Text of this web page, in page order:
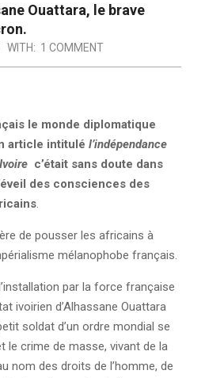
Ouattara, le brave
WITH: 1 COMMENT
le monde diplomatique
article intitulé l’indépendance
c’était sans doute dans
des consciences des
.
de pousser les africains à
mélanophobe français.
par la force française
ivoirien d’Alhassane Ouattara
soldat d’un ordre mondial se
le crime de masse, vivant de la
nom des droits de l’homme, de